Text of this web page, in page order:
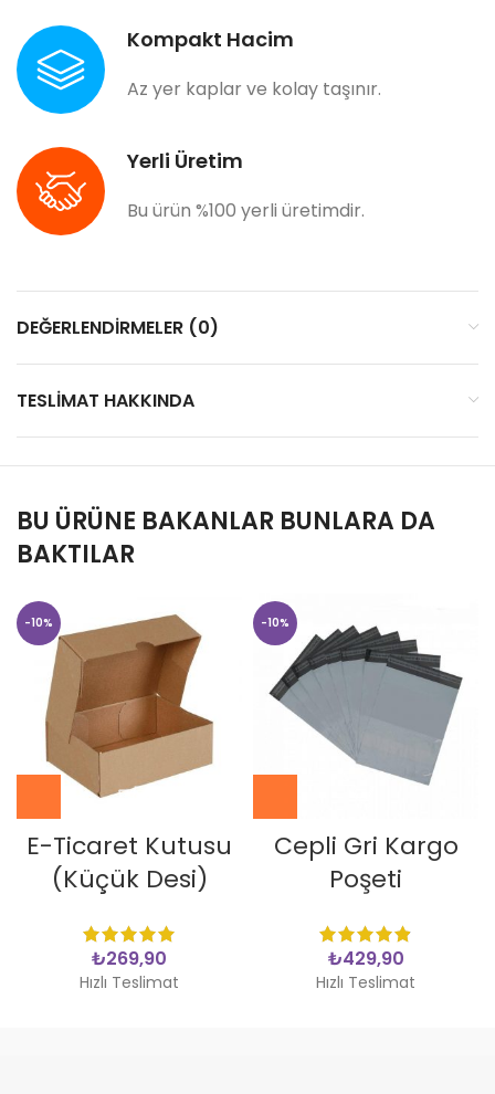
Kompakt Hacim
Az yer kaplar ve kolay taşınır.
Yerli Üretim
Bu ürün %100 yerli üretimdir.
DEĞERLENDIRMELER (0)
TESLIMAT HAKKINDA
BU ÜRÜNE BAKANLAR BUNLARA DA
BAKTILAR
-10%
E-Ticaret Kutusu
(Küçük Desi)
₺
Hızlı Teslimat
-10%
Cepli Gri Kargo
Poşeti
₺
Hızlı Teslimat